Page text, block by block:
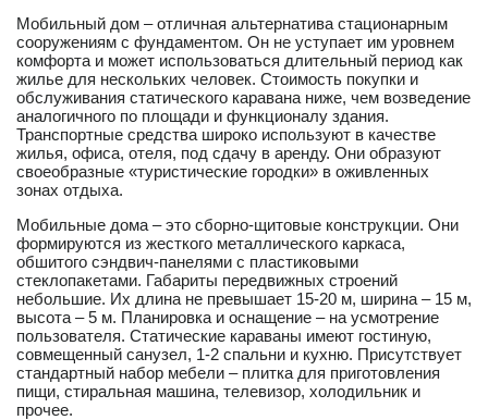
Мобильный дом – отличная альтернатива стационарным
сооружениям с фундаментом. Он не уступает им уровнем
комфорта и может использоваться длительный период как
жилье для нескольких человек. Стоимость покупки и
обслуживания статического каравана ниже, чем возведение
аналогичного по площади и функционалу здания.
Транспортные средства широко используют в качестве
жилья, офиса, отеля, под сдачу в аренду. Они образуют
своеобразные «туристические городки» в оживленных
зонах отдыха.
Мобильные дома – это сборно-щитовые конструкции. Они
формируются из жесткого металлического каркаса,
обшитого сэндвич-панелями с пластиковыми
стеклопакетами. Габариты передвижных строений
небольшие. Их длина не превышает 15-20 м, ширина – 15 м,
высота – 5 м. Планировка и оснащение – на усмотрение
пользователя. Статические караваны имеют гостиную,
совмещенный санузел, 1-2 спальни и кухню. Присутствует
стандартный набор мебели – плитка для приготовления
пищи, стиральная машина, телевизор, холодильник и
прочее.